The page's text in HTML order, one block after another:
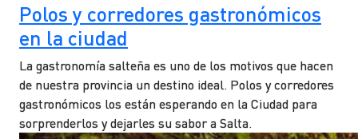
Polos y corredores gastronómicos
en la ciudad
La gastronomía salteña es uno de los motivos que hacen
de nuestra provincia un destino ideal. Polos y corredores
gastronómicos los están esperando en la Ciudad para
sorprenderlos y dejarles su sabor a Salta.